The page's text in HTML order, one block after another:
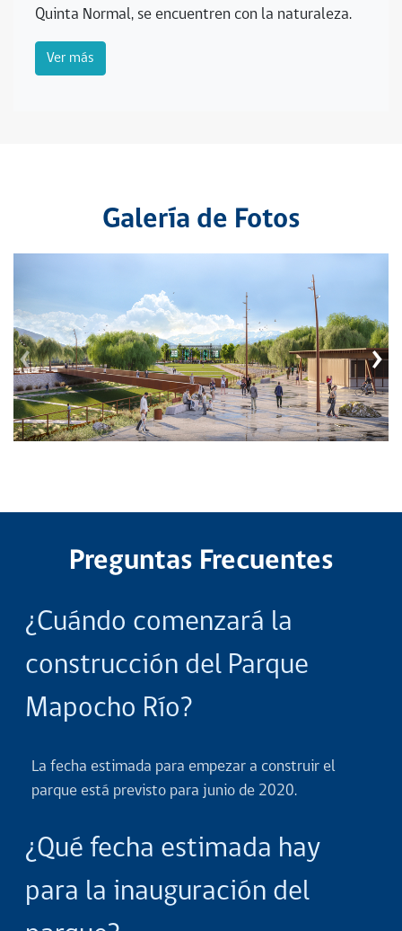
Quinta Normal, se encuentren con la naturaleza.
Ver más
Galería de Fotos
‹ ›
Preguntas Frecuentes
¿Cuándo comenzará la
construcción del Parque
Mapocho Río?
La fecha estimada para empezar a construir el
parque está previsto para junio de 2020.
¿Qué fecha estimada hay
para la inauguración del